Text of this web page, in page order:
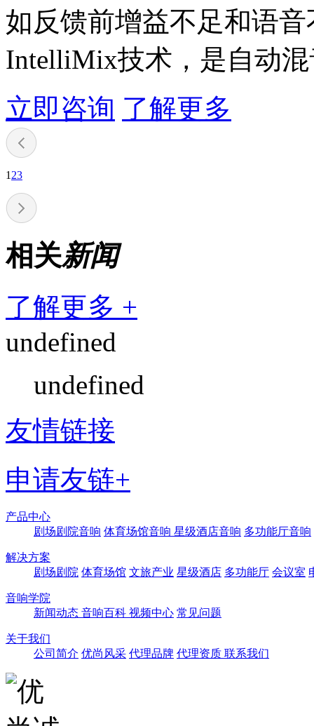
如反馈前增益不足和语
IntelliMix技术，是自动
立即咨询 了解更多
1 23
相关新闻
了解更多 +
undefined
undefined
友情链接
申请友链+
产品中心
剧场剧院音响 体育场馆音响 星级酒店音响 多功能厅音响
解决方案
剧场剧院 体育场馆 文旅产业 星级酒店 多功能厅 会议室
音响学院
新闻动态 音响百科 视频中心 常见问题
关于我们
公司简介 优尚风采 代理品牌 代理资质 联系我们